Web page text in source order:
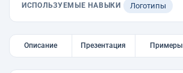
ИСПОЛЬЗУЕМЫЕ НАВЫКИ Логотипы
Описание Презентация Примеры